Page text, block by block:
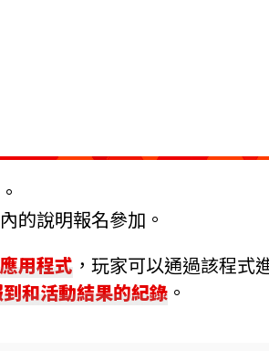
的說明報名參加。
用程式 ，玩家可以通過該程式
和活動結果的紀錄。